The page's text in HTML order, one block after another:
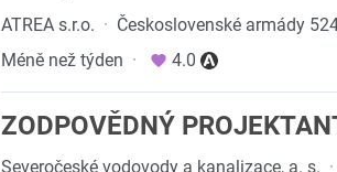
ATREA s.r.o. · Československé armády
Méně než týden · 4.0
ZODPOVĚDNÝ
Severočeské vodovody a kanalizace, a. s. ·